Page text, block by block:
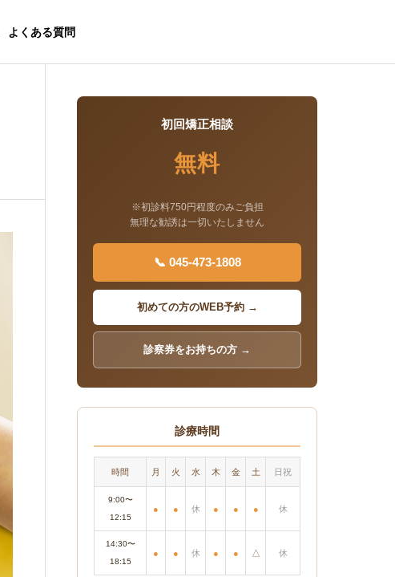
よくある質問
初回矯正相談
無料
※初診料750円程度のみご負担
無理な勧誘は一切いたしません
📞 045-473-1808
初めての方のWEB予約 →
診察券をお持ちの方 →
診療時間
時間 月 火 水 木 金 土 日祝
9:00〜
12:15
● ● 休 ● ● ● 休
14:30〜
18:15
● ● 休 ● ● △ 休